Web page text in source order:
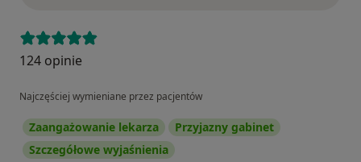
Zapraszam do kontaktu.
124 opinie
Najczęściej wymieniane przez pacjentów
Zaangażowanie lekarza
Przyjazny gabinet
Szczegółowe wyjaśnienia